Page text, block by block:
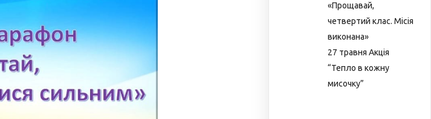
«Прощавай,
четвертий клас. Місія
виконана»
27 травня Акція
“Тепло в кожну
мисочку”